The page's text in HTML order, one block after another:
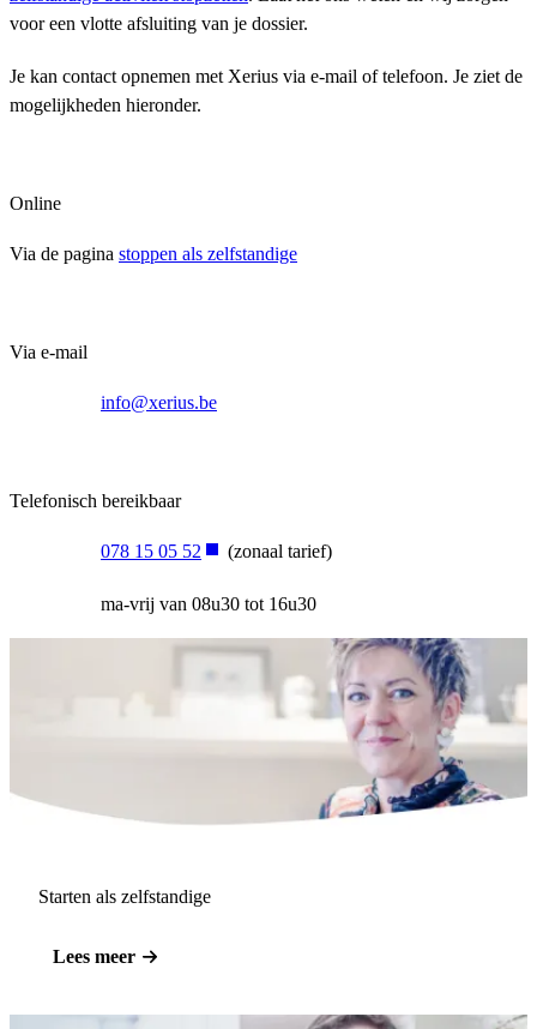
voor een vlotte afsluiting van je dossier.
Je kan contact opnemen met Xerius via e-mail of telefoon. Je ziet de
mogelijkheden hieronder.
Online
Via de pagina stoppen als zelfstandige
Via e-mail
info@xerius.be
Telefonisch bereikbaar
078 15 05 52 (zonaal tarief)
ma-vrij van 08u30 tot 16u30
Starten als zelfstandige
Lees meer